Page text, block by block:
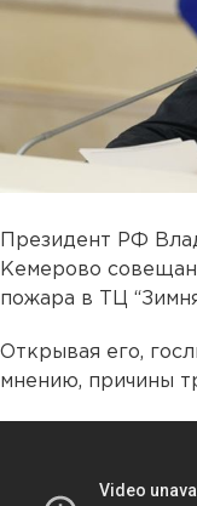
Президент РФ
Кемерово
пожара в ТЦ
Открывая его,
мнению, причины